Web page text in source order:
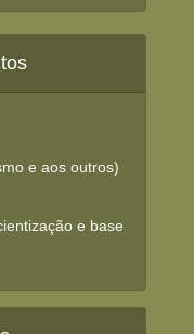
e aos outros)
e base